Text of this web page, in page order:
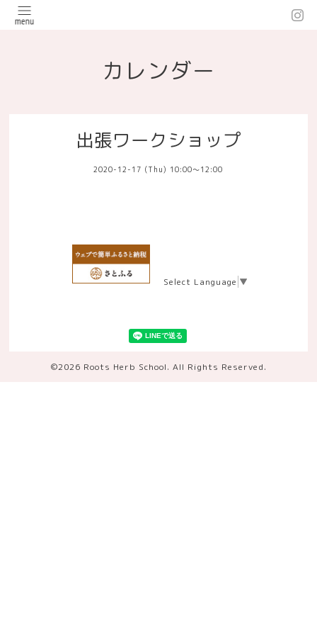
カレンダー
出張ワークショップ
2020-12-17 (Thu) 10:00～12:00
Select Language ▼
©2026 Roots Herb School. All Rights Reserved.